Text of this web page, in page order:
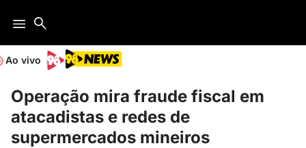
Ao vivo
Operação mira fraude fiscal em
atacadistas e redes de
supermercados mineiros